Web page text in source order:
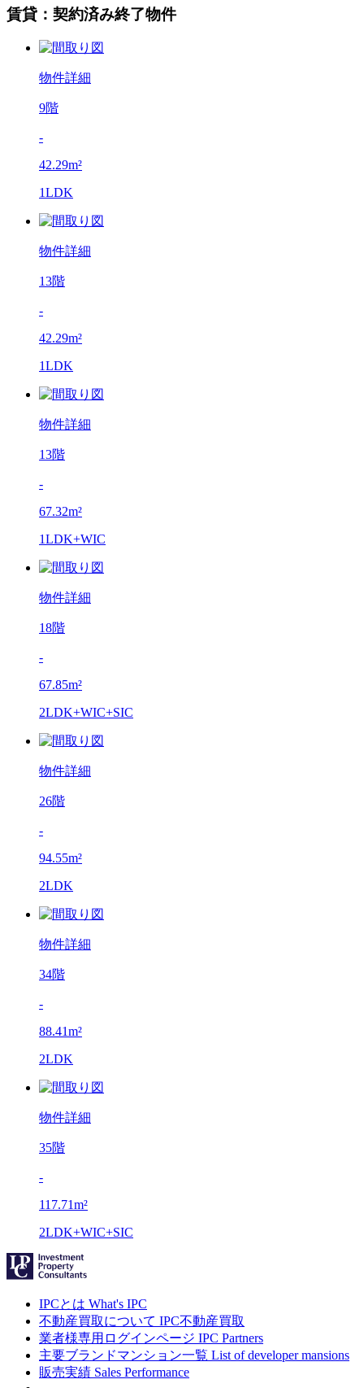
賃貸：契約済み終了物件
物件詳細
9階
-
42.29m²
1LDK
物件詳細
13階
-
42.29m²
1LDK
物件詳細
13階
-
67.32m²
1LDK+WIC
物件詳細
18階
-
67.85m²
2LDK+WIC+SIC
物件詳細
26階
-
94.55m²
2LDK
物件詳細
34階
-
88.41m²
2LDK
物件詳細
35階
-
117.71m²
2LDK+WIC+SIC
IPCとは What's IPC
不動産買取について IPC不動産買取
業者様専用ログインページ IPC Partners
主要ブランドマンション一覧 List of developer mansions
販売実績 Sales Performance